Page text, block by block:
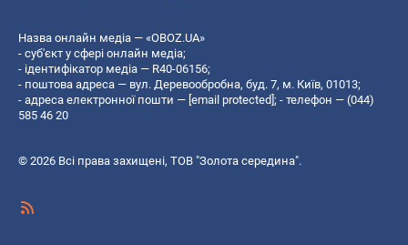
Назва онлайн медіа — «OBOZ.UA»
- суб'єкт у сфері онлайн медіа;
- ідентифікатор медіа — R40-06156;
- поштова адреса — вул. Деревообробна, буд. 7, м. Київ, 01013;
- адреса електронної пошти — [email protected]; - телефон — (044)
585 46 20
© 2026 Всі права захищені, ТОВ "Золота середина".